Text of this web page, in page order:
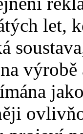
let,